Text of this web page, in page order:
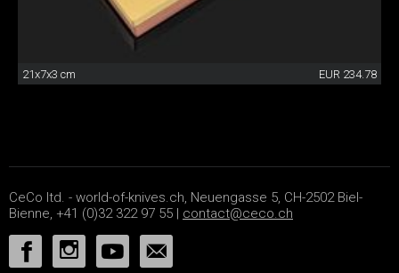
21x7x3 cm EUR 234.78
CeCo ltd. - world-of-knives.ch, Neuengasse 5, CH-2502 Biel-
Bienne, +41 (0)32 322 97 55 | contact@ceco.ch